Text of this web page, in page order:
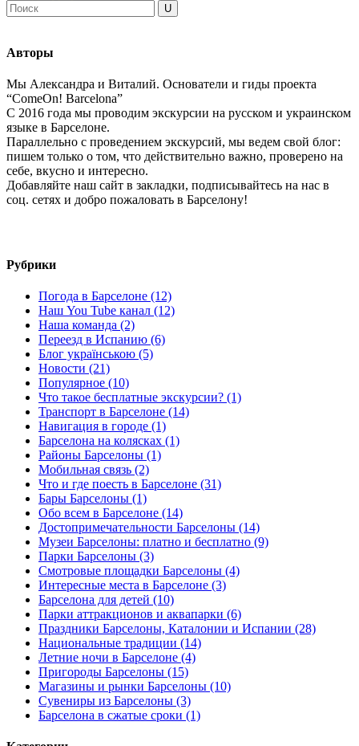
Авторы
Мы Александра и Виталий. Основатели и гиды проекта
“ComeOn! Barcelona”
С 2016 года мы проводим экскурсии на русском и украинском
языке в Барселоне.
Параллельно с проведением экскурсий, мы ведем свой блог:
пишем только о том, что действительно важно, проверено на
себе, вкусно и интересно.
Добавляйте наш сайт в закладки, подписывайтесь на нас в
соц. сетях и добро пожаловать в Барселону!
Рубрики
Погода в Барселоне (12)
Наш You Tube канал (12)
Наша команда (2)
Переезд в Испанию (6)
Блог українською (5)
Новости (21)
Популярное (10)
Что такое бесплатные экскурсии? (1)
Транспорт в Барселоне (14)
Навигация в городе (1)
Барселона на колясках (1)
Районы Барселоны (1)
Мобильная связь (2)
Что и где поесть в Барселоне (31)
Бары Барселоны (1)
Обо всем в Барселоне (14)
Достопримечательности Барселоны (14)
Музеи Барселоны: платно и бесплатно (9)
Парки Барселоны (3)
Смотровые площадки Барселоны (4)
Интересные места в Барселоне (3)
Барселона для детей (10)
Парки аттракционов и аквапарки (6)
Праздники Барселоны, Каталонии и Испании (28)
Национальные традиции (14)
Летние ночи в Барселоне (4)
Пригороды Барселоны (15)
Магазины и рынки Барселоны (10)
Сувениры из Барселоны (3)
Барселона в сжатые сроки (1)